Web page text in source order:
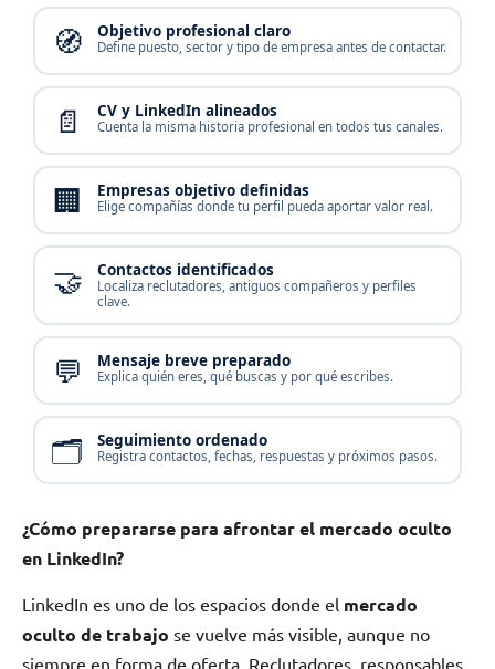
🧭 Objetivo profesional claro
Define puesto, sector y tipo de empresa antes de contactar.
📄 CV y LinkedIn alineados
Cuenta la misma historia profesional en todos tus canales.
🏢 Empresas objetivo definidas
Elige compañías donde tu perfil pueda aportar valor real.
🤝 Contactos identificados
Localiza reclutadores, antiguos compañeros y perfiles
clave.
💬 Mensaje breve preparado
Explica quién eres, qué buscas y por qué escribes.
🗂️ Seguimiento ordenado
Registra contactos, fechas, respuestas y próximos pasos.
¿Cómo prepararse para afrontar el mercado oculto
en LinkedIn?
LinkedIn es uno de los espacios donde el mercado
oculto de trabajo se vuelve más visible, aunque no
siempre en forma de oferta. Reclutadores, responsables